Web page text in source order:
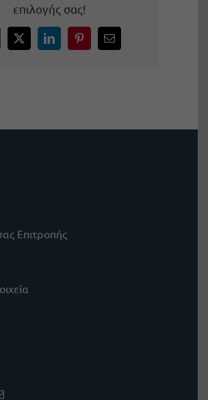
επιλογής σας!
X LinkedInPinterestEmail
Επιτροπής